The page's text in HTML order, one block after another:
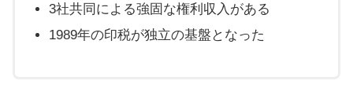
3社共同による強固な権利収入がある
1989年の印税が独立の基盤となった